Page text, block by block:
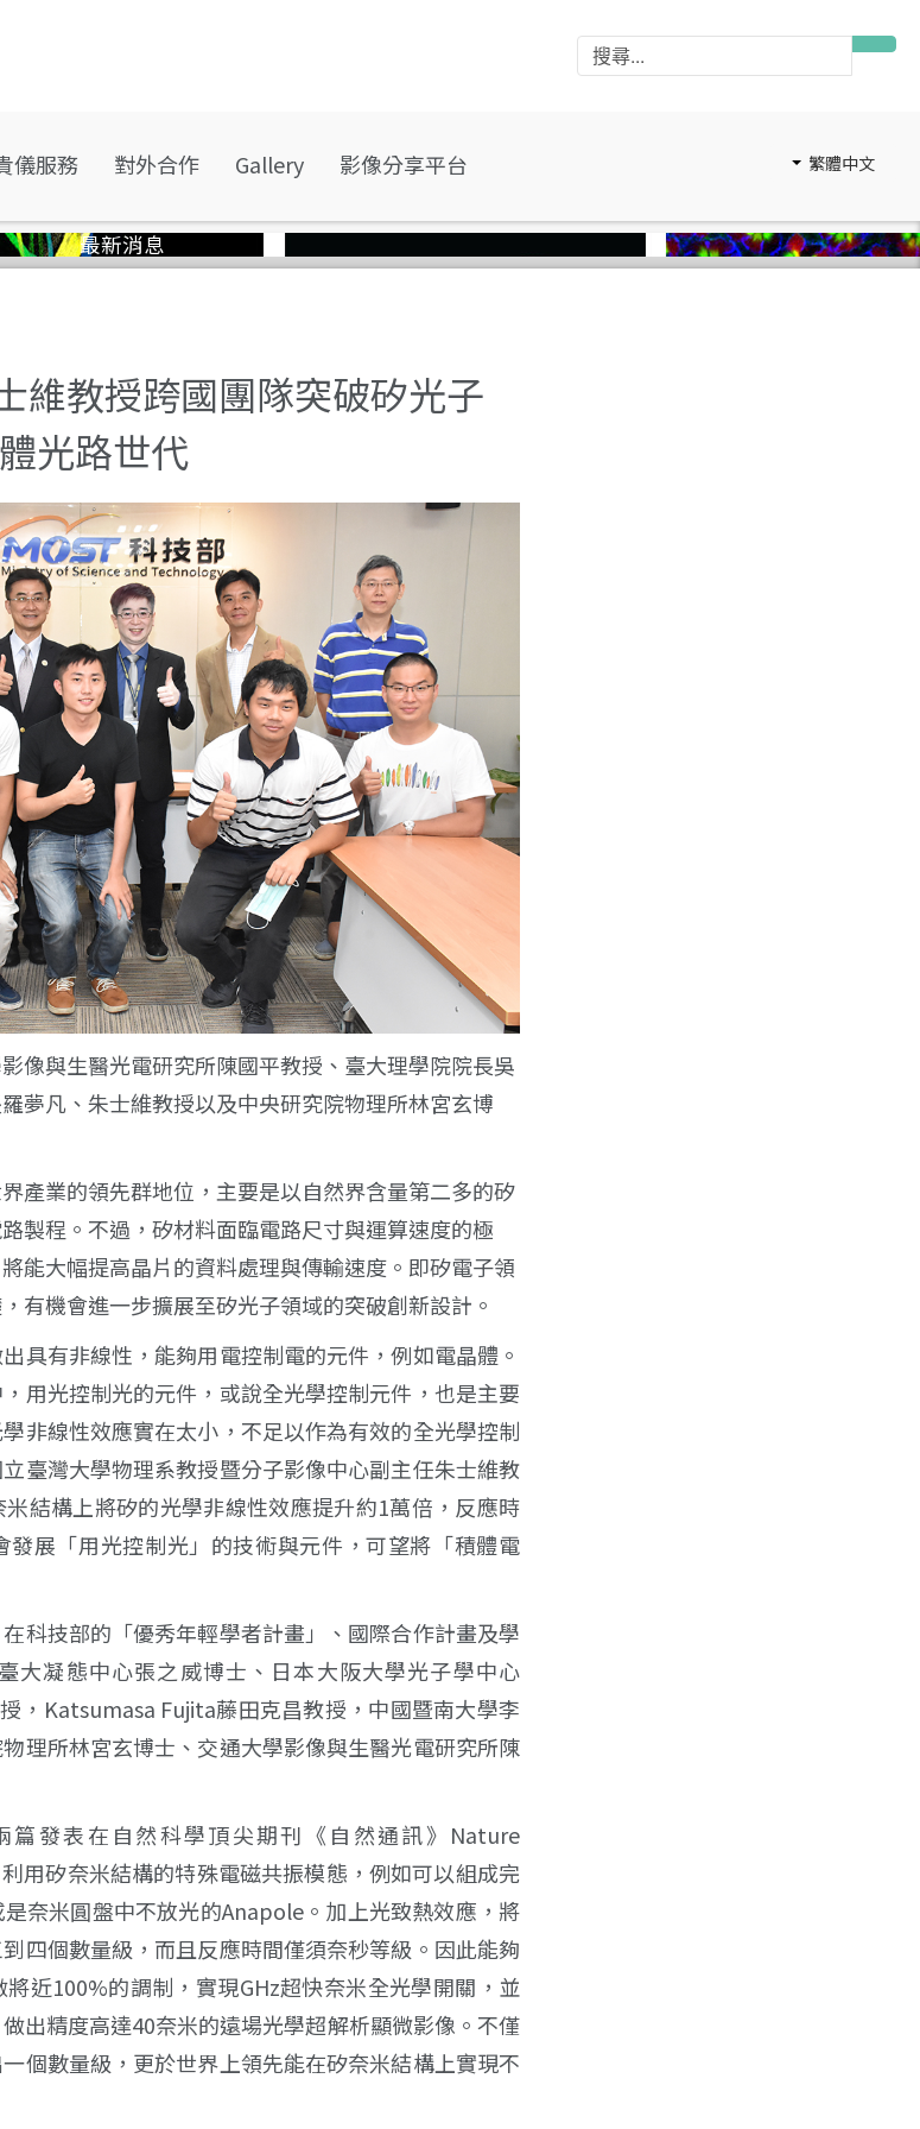
儀服務 對外合作 Gallery 影像分享平台 繁體中文
最新消息
維教授跨國團隊突破矽光子
光路世代
像與生醫光電研究所陳國平教授、臺大理學院院長吳
夢凡、朱士維教授以及中央研究院物理所林宮玄博
產業的領先群地位，主要是以自然界含量第二多的矽
製程。不過，矽材料面臨電路尺寸與運算速度的極
能大幅提高晶片的資料處理與傳輸速度。即矽電子領
有機會進一步擴展至矽光子領域的突破創新設計。
具有非線性，能夠用電控制電的元件，例如電晶體。
用光控制光的元件，或說全光學控制元件，也是主要
非線性效應實在太小，不足以作為有效的全光學控制
臺灣大學物理系教授暨分子影像中心副主任朱士維教
結構上將矽的光學非線性效應提升約1萬倍，反應時
發展「用光控制光」的技術與元件，可望將「積體電
科技部的「優秀年輕學者計畫」、國際合作計畫及學
大凝態中心張之威博士、日本大阪大學光子學中心
，Katsumasa Fujita藤田克昌教授，中國暨南大學李
理所林宮玄博士、交通大學影像與生醫光電研究所陳
篇發表在自然科學頂尖期刊《自然通訊》Nature
用矽奈米結構的特殊電磁共振模態，例如可以組成完
奈米圓盤中不放光的Anapole。加上光致熱效應，將
四個數量級，而且反應時間僅須奈秒等級。因此能夠
近100%的調制，實現GHz超快奈米全光學開關，並
出精度高達40奈米的遠場光學超解析顯微影像。不僅
個數量級，更於世界上領先能在矽奈米結構上實現不